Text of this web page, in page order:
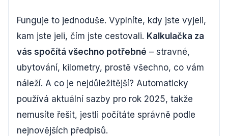
Funguje to jednoduše. Vyplníte, kdy jste vyjeli,
kam jste jeli, čím jste cestovali. Kalkulačka za
vás spočítá všechno potřebné – stravné,
ubytování, kilometry, prostě všechno, co vám
náleží. A co je nejdůležitější? Automaticky
používá aktuální sazby pro rok 2025, takže
nemusíte řešit, jestli počítáte správně podle
nejnovějších předpisů.